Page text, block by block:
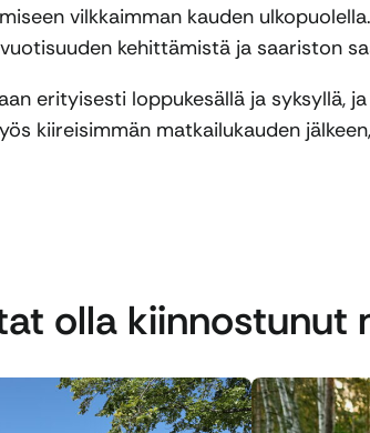
vilkkaimman kauden
kehittämistä ja saariston
erityisesti loppukesällä ja syksyllä,
kiireisimmän matkailukauden
olla kiinnostunut